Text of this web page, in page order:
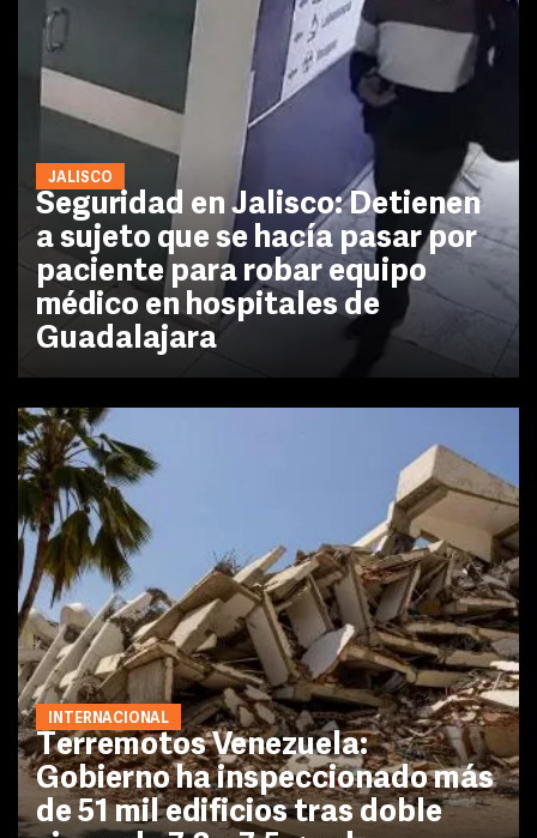
JALISCO
Seguridad en Jalisco: Detienen
a sujeto que se hacía pasar por
paciente para robar equipo
médico en hospitales de
Guadalajara
INTERNACIONAL
Terremotos Venezuela:
Gobierno ha inspeccionado más
de 51 mil edificios tras doble